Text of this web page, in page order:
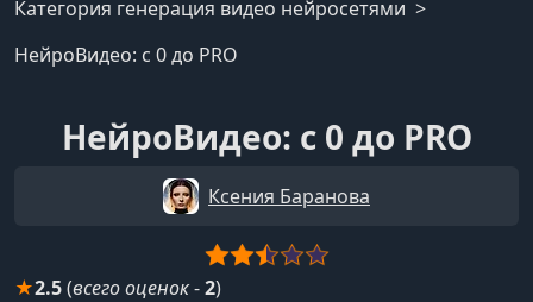
Категория генерация видео нейросетями
НейроВидео: с 0 до PRO
НейроВидео: с 0 до PRO
Ксения Баранова
★2.5(всего оценок-2)